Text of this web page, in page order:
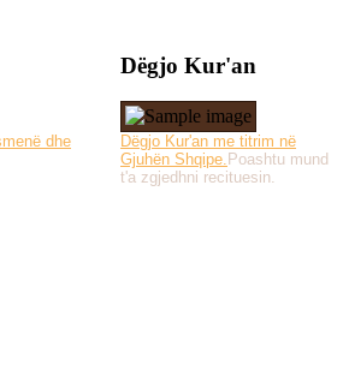
dhe
Dëgjo Kur'an
Dëgjo Kur'an me titrim në
Gjuhën Shqipe. Poashtu mund
t'a zgjedhni recituesin.